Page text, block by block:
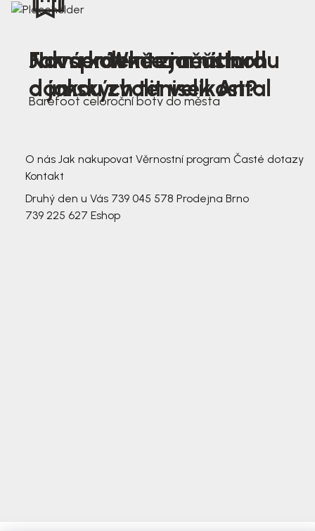
Nová kolekce jarních
dámských tenisek Antal
Jak správně změřit nohu
a jakou zvolit velikost?
Farmer Winter mustard
Barefoot celoroční boty do města
O nás Jak nakupovat Věrnostní program Časté dotazy
Kontakt
Druhý den u Vás 739 045 578 Prodejna Brno
739 225 627 Eshop